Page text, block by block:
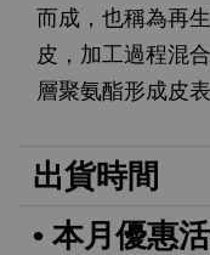
而成，也稱為再
皮，加工過程混
層聚氨酯形成皮表
出貨時間
• 本月優惠